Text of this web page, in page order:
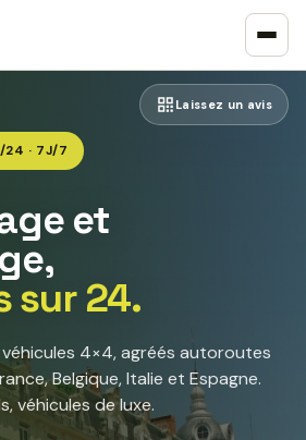
Laissez un avis
24 · 7J/7
et
sur 24.
4×4, agréés autoroutes
Belgique, Italie et Espagne.
véhicules de luxe.